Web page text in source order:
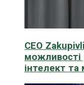
CEO
можливості
інтелект